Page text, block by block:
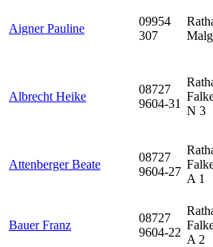
Aigner Pauline
09954
307
Albrecht Heike
08727
9604-31
N 3
Attenberger Beate
08727
9604-27
A 1
Bauer Franz
08727
9604-22
A 2